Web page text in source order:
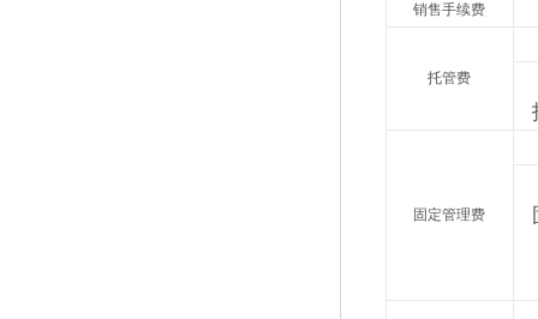
销售手续费
托管费
固定管理费